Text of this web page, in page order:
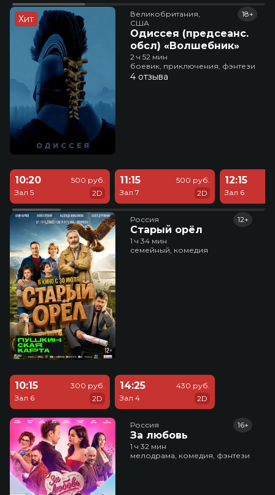
Хит
Великобритания,
США
Одиссея (предсеанс.
обсл) «Волшебник»
18+
2 ч 52 мин
боевик, приключения, фэнтези
4 отзыва
10:20
Зал 5
500 руб.
2D
11:15
Зал 7
500 руб.
2D
12:15
Зал 6
Россия
Старый орёл
12+
1 ч 34 мин
семейный, комедия
10:15
Зал 6
300 руб.
2D
14:25
Зал 4
430 руб.
2D
Россия
За любовь
16+
1 ч 32 мин
мелодрама, комедия, фэнтези